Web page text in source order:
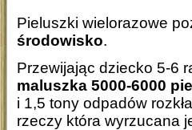
Pieluszki wielorazowe
środowisko.
Przewijając dziecko 5-6
maluszka 5000-6000
i 1,5 tony odpadów
rzeczy która wyrzucana